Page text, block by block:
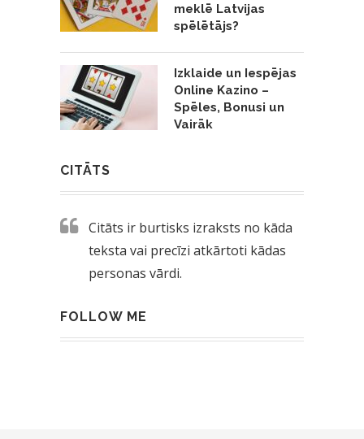
meklē Latvijas
spēlētājs?
Izklaide un Iespējas
Online Kazino –
Spēles, Bonusi un
Vairāk
CITĀTS
Citāts ir burtisks izraksts no kāda
teksta vai precīzi atkārtoti kādas
personas vārdi.
FOLLOW ME